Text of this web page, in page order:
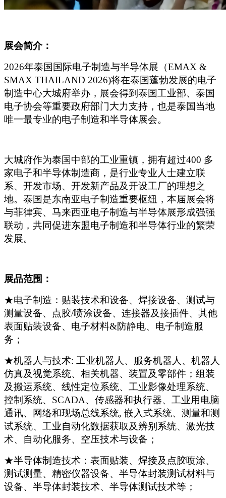
展会简介：
2026年泰国国际电子制造与半导体展（EMAX &
SMAX THAILAND 2026)将在泰国蓬勃发展的电子
制造中心大城府举办，展会得到泰国工业部、泰国
电子协会等重要政府部门大力支持，也是泰国当地
唯一最专业的电子制造和半导体展会。
大城府作为泰国中部的工业重镇，拥有超过400 多
家电子和半导体制造商，是行业专业人士建立联
系、开发市场、开发新产品及开设工厂的理想之
地。泰国是东南亚电子制造重要枢纽，本届展会将
与菲律宾、马来西亚电子制造与半导体展形成强强
联动，共同促进东盟电子制造和半导体行业的繁荣
发展。
展品范围：
★电子制造：贴装技术和设备、焊接设备、测试与
测量设备、点胶/喷涂设备、连接器及接插件、其他
表面贴装设备、电子材料&防静电、电子制造服
务；
★机器人与技术: 工业机器人、服务机器人、机器人
仿真及视觉系统、相关机器、装置及零部件；组装
及搬运系统、线性定位系统、工业影像处理系统、
控制系统、SCADA、传感器和执行器、工业用电脑
通讯、网络和现场总线系统, 嵌入式系统、测量和测
试系统、工业自动化数据获取及辨别系统、激光技
术、自动化服务、空压技术与设备；
★半导体制造技术：表面贴装、焊接及点胶喷涂、
测试测量、精密仪器设备、半导体封装测试材料与
设备、半导体封装技术、半导体测试技术等；